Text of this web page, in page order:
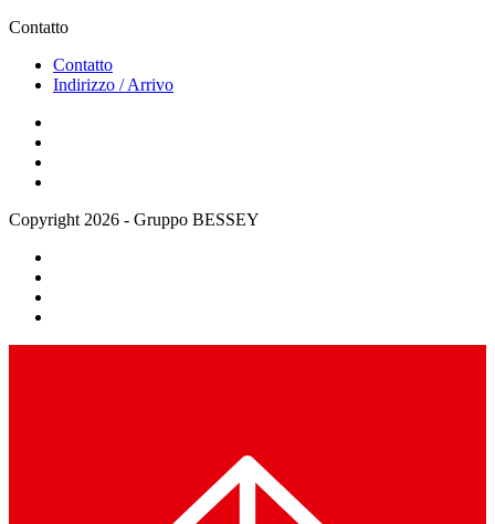
Contatto
Contatto
Indirizzo / Arrivo
Copyright 2026 - Gruppo BESSEY